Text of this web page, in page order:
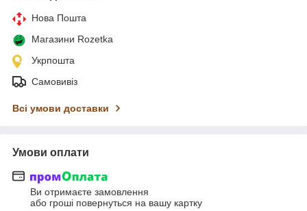
Нова Пошта
Магазини Rozetka
Укрпошта
Самовивіз
Всі умови доставки
Умови оплати
Ви отримаєте замовлення
або гроші повернуться на вашу картку